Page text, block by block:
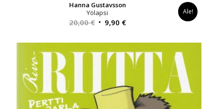
Hanna Gustavsson
Yölapsi
20,00€ Alkuperäinen
oli:
20,00 €.
9,90 €Nykyinen
on:
9,90 €.
Ale!